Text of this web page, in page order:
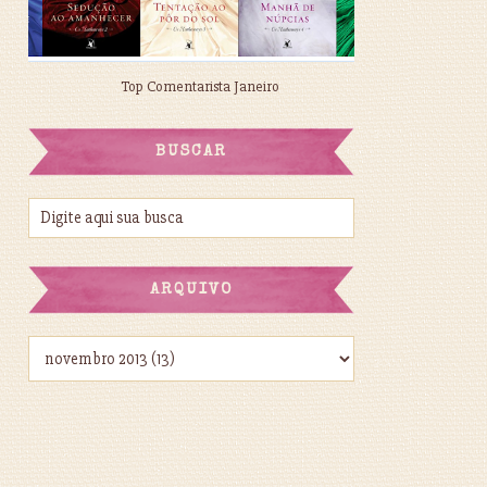
Top Comentarista Janeiro
BUSCAR
ARQUIVO